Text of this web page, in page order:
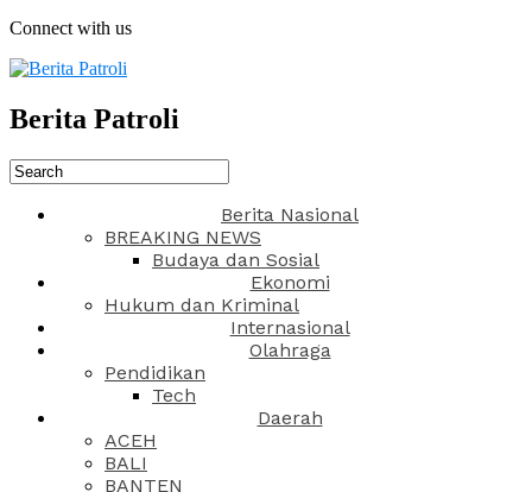
Connect with us
Berita Patroli
Berita Nasional
BREAKING NEWS
Budaya dan Sosial
Ekonomi
Hukum dan Kriminal
Internasional
Olahraga
Pendidikan
Tech
Daerah
ACEH
BALI
BANTEN